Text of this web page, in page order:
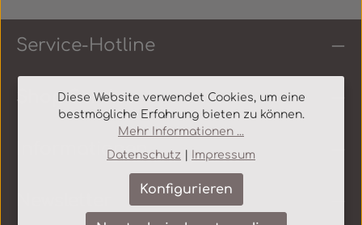
Service-Hotline
Shop Service
Informationen
Diese Website verwendet Cookies, um eine
bestmögliche Erfahrung bieten zu können.
Mehr Informationen ...
Datenschutz
Impressum
Konfigurieren